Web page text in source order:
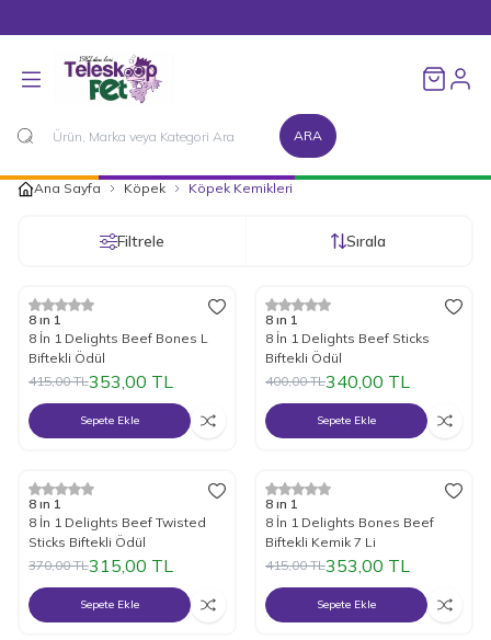
ARA
Ana Sayfa Köpek Köpek Kemikleri
Filtrele Sırala
%15İndirim
8 ın 1
8 İn 1 Delights Beef Bones L
Biftekli Ödül
415,00TL353,00 TL
Sepete Ekle
%15İndirim
8 ın 1
8 İn 1 Delights Beef Sticks
Biftekli Ödül
400,00TL340,00 TL
Sepete Ekle
%15İndirim
8 ın 1
8 İn 1 Delights Beef Twisted
Sticks Biftekli Ödül
370,00TL315,00 TL
Sepete Ekle
%15İndirim
8 ın 1
8 İn 1 Delights Bones Beef
Biftekli Kemik 7 Li
415,00TL353,00 TL
Sepete Ekle